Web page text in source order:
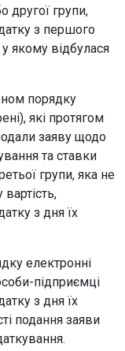
другої групи,
з першого
якому відбулася
порядку
які протягом
заяву щодо
та ставки
групи, яка не
з дня їх
електронні
підприємці
з дня їх
подання заяви